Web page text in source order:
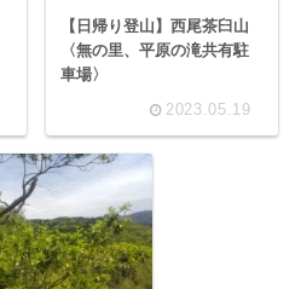
【日帰り登山】西尾茶臼山
〈無の里、平原の滝共有駐
車場〉
2023.05.19